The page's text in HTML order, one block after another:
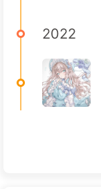
2022